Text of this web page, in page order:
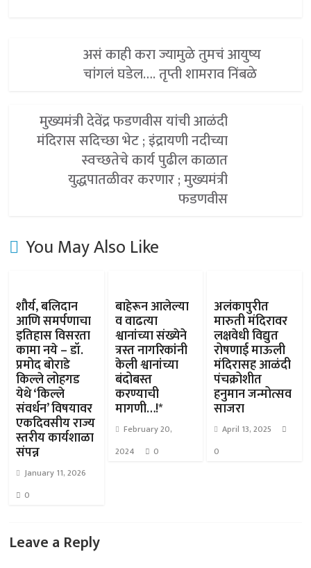
असं काही करा ज्यामुळे तुमचं आयुष्य
चांगलं घडेल…. तृप्ती शामराव निंबळे
मुख्यमंत्री देवेंद्र फडणवीस यांची आळंदी
मंदिरास सदिच्छा भेट ; इंद्रायणी नदीच्या
स्वच्छतेचे कार्य पुढील काळात
युद्धपातळीवर करणार ; मुख्यमंत्री
फडणवीस
You May Also Like
शौर्य, बलिदान
आणि समर्पणाचा
इतिहास विसरता
कामा नये – डॉ.
प्रमोद बोराडे
किल्ले लोहगड
येथे ‘किल्ले
संवर्धन’ विषयावर
एकदिवसीय राज्य
स्तरीय कार्यशाळा
संपन्न
January 11, 2026
0
बाहेरून आलेल्या
व वाढत्या
श्वानांच्या संख्येने
त्रस्त नागरिकांनी
केली श्वानांच्या
बंदोबस्त
करण्याची
मागणी…!*
February 20,
2024
0
अलंकापुरीत
मारुती मंदिरावर
लक्षवेधी विद्युत
रोषणाई माऊली
मंदिरासह आळंदी
पंचक्रोशीत
हनुमान जन्मोत्सव
साजरा
April 13, 2025
0
Leave a Reply